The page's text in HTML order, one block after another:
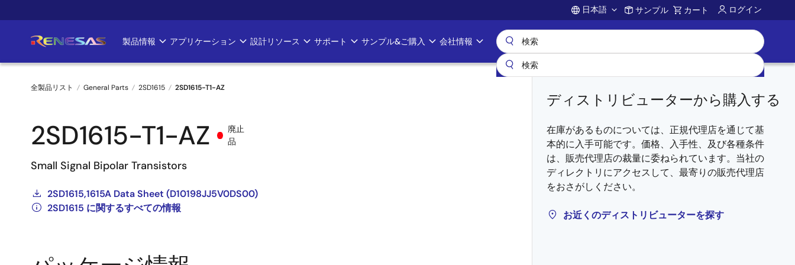
イ
ン
Account
日本語 サンプル カート ログイン
Main
navigation
製品情報 アプリケーション 設計リソース サポート サンプル&ご購入 会社情報
パ
ン
く
ず
全製品リスト General Parts 2SD1615 2SD1615-T1-AZ
2SD1615-T1-AZ
廃止
品
Small Signal Bipolar Transistors
2SD1615,1615A Data Sheet (D10198JJ5V0DS00)
2SD1615 に関するすべての情報
ディストリビューターから購入する
在庫があるものについては、正規代理店を通じて基
本的に入手可能です。価格、入手性、及び各種条件
は、販売代理店の裁量に委ねられています。当社の
ディレクトリにアクセスして、最寄りの販売代理店
をおさがしください。
お近くのディストリビューターを探す